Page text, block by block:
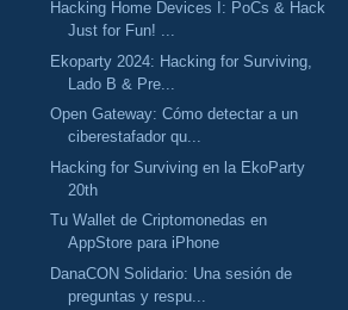
Hacking Home Devices I: PoCs & Hack
Just for Fun! ...
Ekoparty 2024: Hacking for Surviving,
Lado B & Pre...
Open Gateway: Cómo detectar a un
ciberestafador qu...
Hacking for Surviving en la EkoParty
20th
Tu Wallet de Criptomonedas en
AppStore para iPhone
DanaCON Solidario: Una sesión de
preguntas y respu...